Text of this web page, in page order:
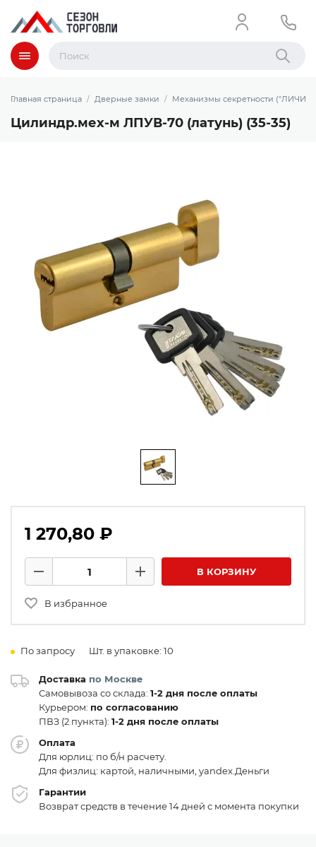
Меню Найти
Главная страница Дверные замки Механизмы секретности
Цилиндр.мех-м ЛПУВ-70 (латунь) (35-35)
1 270,80 ₽
Минус
Плюс В КОРЗИНУ
В избранное
По запросу Шт. в упаковке: 10
Доставка по Москве
Самовывоза со склада: 1-2 дня после оплаты
Курьером: по согласованию
ПВЗ (2 пункта): 1-2 дня после оплаты
Оплата
Для юрлиц: по б/н расчету.
Для физлиц: картой, наличными, yandex.Деньги
Гарантии
Возврат средств в течение 14 дней с момента покупки